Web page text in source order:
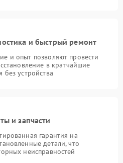
и быстрый ремонт
и опыт позволяют провести
в кратчайшие
устройства
и запчасти
гарантия на
детали, что
неисправностей